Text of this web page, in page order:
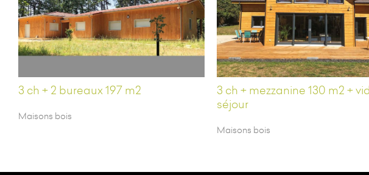
3 ch + 2 bureaux 197 m2
Maisons bois
3 ch + mezzanine 130 m2 +
séjour
Maisons bois